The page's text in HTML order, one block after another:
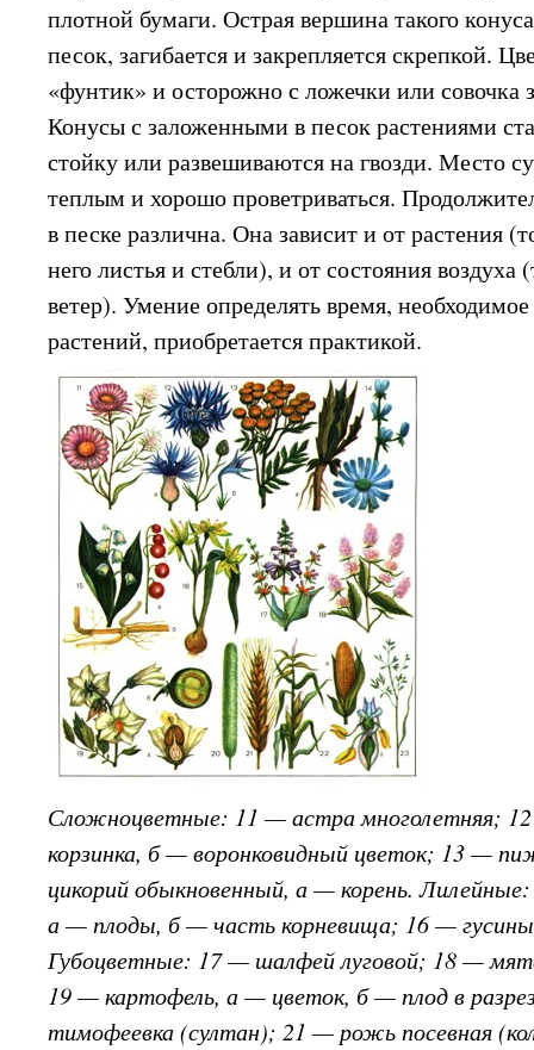
плотной бумаги. Острая вершина такого
песок, загибается и закрепляется скрепкой.
«фунтик» и осторожно с ложечки или совочка
Конусы с заложенными в песок растениями
стойку или развешиваются на гвозди. Место
теплым и хорошо проветриваться.
в песке различна. Она зависит и от растения
него листья и стебли), и от состояния воздуха
ветер). Умение определять время,
растений, приобретается практикой.
Сложноцветные: 11 — астра многолетняя;
корзинка, б — воронковидный цветок; 13 —
цикорий обыкновенный, а — корень.
а — плоды, б — часть корневища; 16 —
Губоцветные: 17 — шалфей луговой; 18 —
19 — картофель, а — цветок, б — плод в
тимофеевка (султан); 21 — рожь посевная